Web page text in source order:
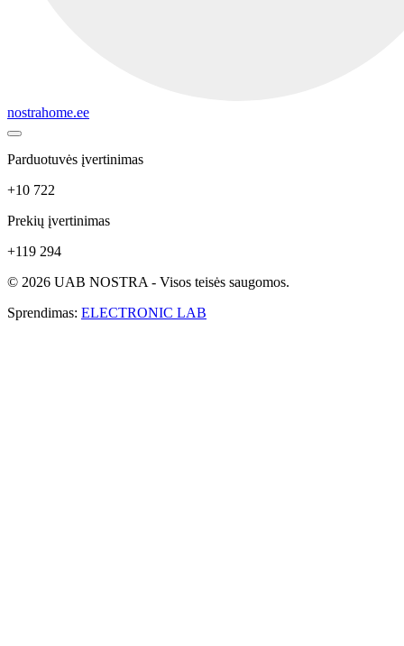
nostrahome.ee
Parduotuvės įvertinimas
+10 722
Prekių įvertinimas
+119 294
© 2026 UAB NOSTRA - Visos teisės saugomos.
Sprendimas: ELECTRONIC LAB